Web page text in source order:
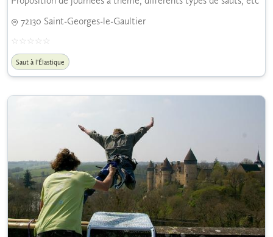
72130 Saint-Georges-le-Gaultier
Saut à l'Élastique